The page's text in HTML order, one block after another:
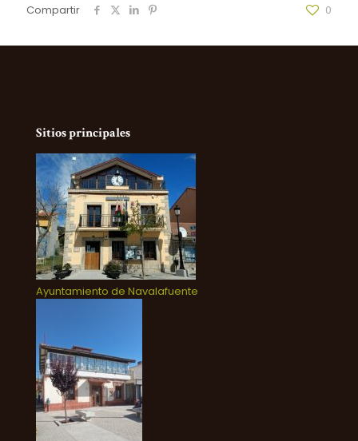
Compartir 0
Sitios principales
Ayuntamiento de Navalafuente